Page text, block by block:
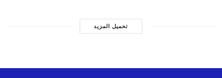
تحميل المزيد